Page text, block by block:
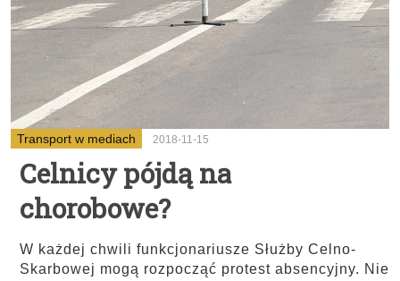
Transport w mediach 2018-11-15
Celnicy pójdą na
chorobowe?
W każdej chwili funkcjonariusze Służby Celno-
Skarbowej mogą rozpocząć protest absencyjny. Nie